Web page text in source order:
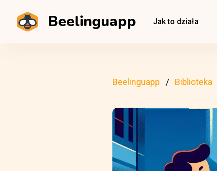
Beelinguapp Jak to działa
Beelinguapp Biblioteka